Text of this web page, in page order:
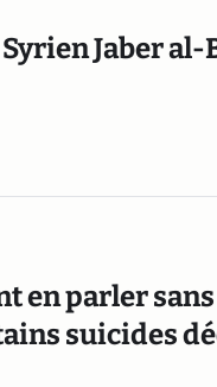
Jaber
en parler
suicides